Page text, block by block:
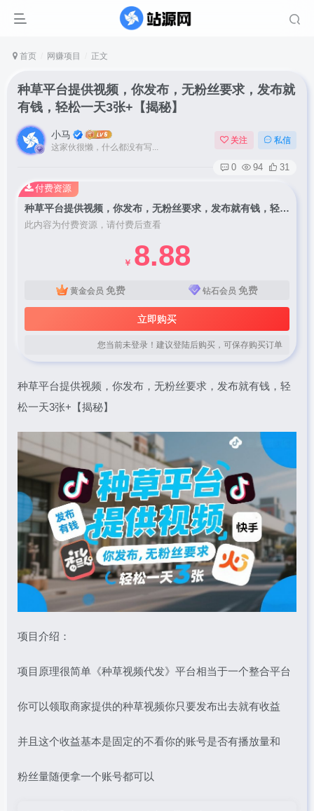
首页 网赚项目 正文
种草平台提供视频，你发布，无粉丝要求，发布就
有钱，轻松一天3张+【揭秘】
小马
这家伙很懒，什么都没有写...
关注 私信
0 94 31
种草平台提供视频，你发布，无粉丝要求，发布就有钱，轻松一天3张+【揭秘】
此内容为付费资源，请付费后查看
￥ 8.88
黄金会员 免费 钻石会员 免费
立即购买
您当前未登录！建议登陆后购买，可保存购买订单
付费资源
种草平台提供视频，你发布，无粉丝要求，发布就有钱，轻
松一天3张+【揭秘】
项目介绍：
项目原理很简单《种草视频代发》平台相当于一个整合平台
你可以领取商家提供的种草视频你只要发布出去就有收益
并且这个收益基本是固定的不看你的账号是否有播放量和
粉丝量随便拿一个账号都可以